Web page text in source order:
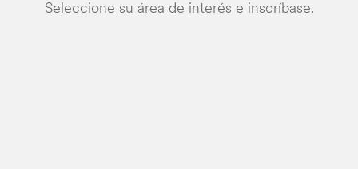
Seleccione su área de interés e inscríbase.